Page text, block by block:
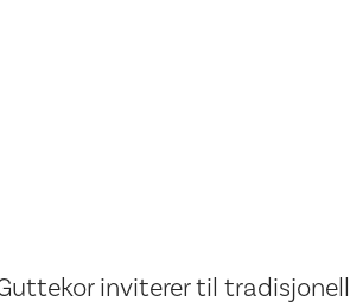
inviterer til